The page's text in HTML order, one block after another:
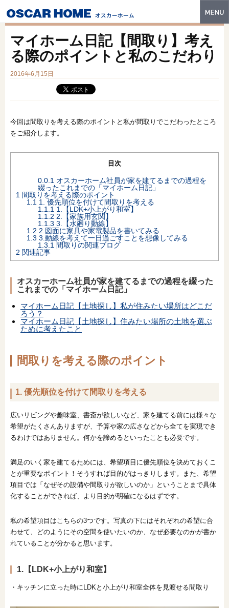
特長
イベント・モデルハウス
フォトギャラリー
販売中の物件
スマートセレクト
土地情報
オンライン相談会
マイホーム日記【間取り】考え
る際のポイントと私のこだわり
2016年6月15日
今回は間取りを考える際のポイントと私が間取りでこだわったところ
をご紹介します。
目次
0.0.1 オスカーホーム社員が家を建てるまでの過程を
綴ったこれまでの「マイホーム日記」
1 間取りを考える際のポイント
1.1 1. 優先順位を付けて間取りを考える
1.1.1 1.【LDK+小上がり和室】
1.1.2 2.【家族用玄関】
1.1.3 3.【水廻り動線】
1.2 2.図面に家具や家電製品を書いてみる
1.3 3.動線を考えて一日過ごすことを想像してみる
1.3.1 間取りの関連ブログ
2 関連記事
オスカーホーム社員が家を建てるまでの過程を綴った
これまでの「マイホーム日記」
マイホーム日記【土地探し】私が住みたい場所はどこだ
ろう？
マイホーム日記【土地探し】住みたい場所の土地を選ぶ
ために考えたこと
間取りを考える際のポイント
1. 優先順位を付けて間取りを考える
広いリビングや趣味室、書斎が欲しいなど、家を建てる前には様々な
希望がたくさんありますが、予算や家の広さなどから全てを実現でき
るわけではありません。何かを諦めるといったことも必要です。
満足のいく家を建てるためには、希望項目に優先順位を決めておくこ
とが重要なポイント！そうすれば目的がはっきりします。また、希望
項目では「なぜその設備や間取りが欲しいのか」ということまで具体
化することができれば、より目的が明確になるはずです。
私の希望項目はこちらの3つです。写真の下にはそれぞれの希望に合
わせて、どのようにその空間を使いたいのか、なぜ必要なのかが書か
れていることが分かると思います。
1.【LDK+小上がり和室】
・キッチンに立った時にLDKと小上がり和室全体を見渡せる間取り